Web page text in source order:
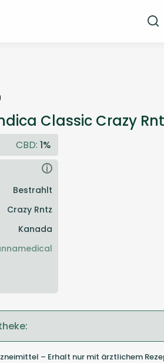
Classic Crazy
CBD: 1%
i
Bestrahlt
Crazy Rntz
Kanada
– Erhalt nur mit ärztlichem